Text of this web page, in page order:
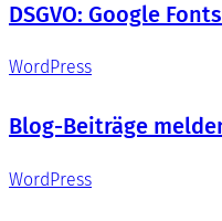
DSGVO: Google
WordPress
Blog-Beiträge
WordPress